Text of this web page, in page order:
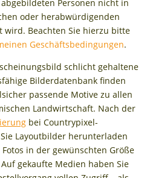
Personen nicht in
oder herabwürdigenden
wird. Beachten Sie hierzu bitte
Geschäftsbedingungen.
schlicht gehaltene
Bilderdatenbank finden
passende Motive zu allen
Landwirtschaft. Nach der
bei Countrypixel-
Layoutbilder herunterladen
in der gewünschten Größe
gekaufte Medien haben Sie